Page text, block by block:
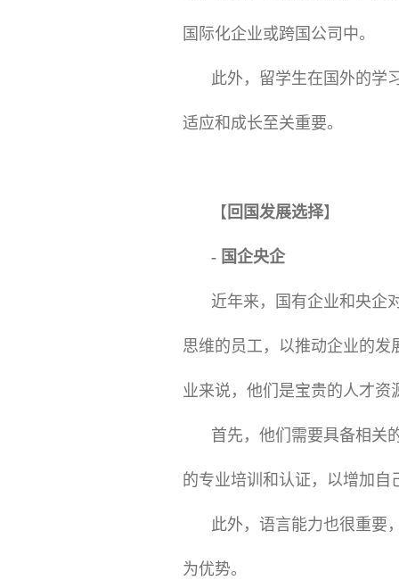
国际化企业或跨国公司中。
此外，留学生在国外的学
适应和成长至关重要。
【 回国发展选择】
- 国企央企
近年来，国有企业和央企
思维的员工，以推动企业的
业来说，他们是宝贵的人才
首先，他们需要具备相关
的专业培训和认证，以增加自
此外，语言能力也很重要
为优势。